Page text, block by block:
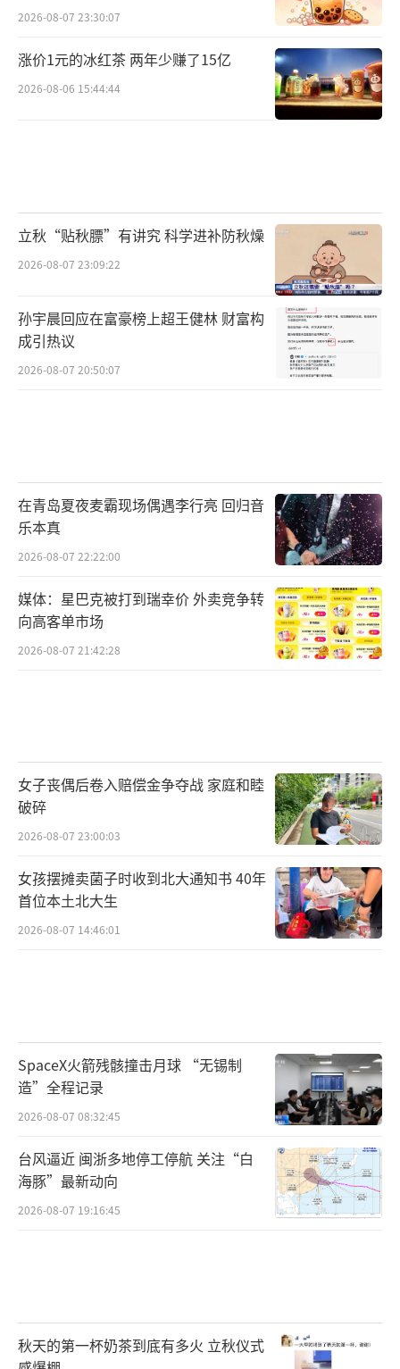
2026-08-07 23:30:07
涨价1元的冰红茶 两年少赚了15亿
2026-08-06 15:44:44
立秋“贴秋膘”有讲究 科学进补防秋燥
2026-08-07 23:09:22
孙宇晨回应在富豪榜上超王健林 财富构
成引热议
2026-08-07 20:50:07
在青岛夏夜麦霸现场偶遇李行亮 回归音
乐本真
2026-08-07 22:22:00
媒体：星巴克被打到瑞幸价 外卖竞争转
向高客单市场
2026-08-07 21:42:28
女子丧偶后卷入赔偿金争夺战 家庭和睦
破碎
2026-08-07 23:00:03
女孩摆摊卖菌子时收到北大通知书 40年
首位本土北大生
2026-08-07 14:46:01
SpaceX火箭残骸撞击月球 “无锡制
造”全程记录
2026-08-07 08:32:45
台风逼近 闽浙多地停工停航 关注“白
海豚”最新动向
2026-08-07 19:16:45
秋天的第一杯奶茶到底有多火 立秋仪式